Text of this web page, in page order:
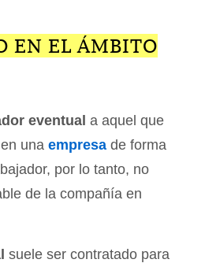
EN EL ÁMBITO
eventual a aquel que
una empresa de forma
por lo tanto, no
de la compañía en
suele ser contratado para